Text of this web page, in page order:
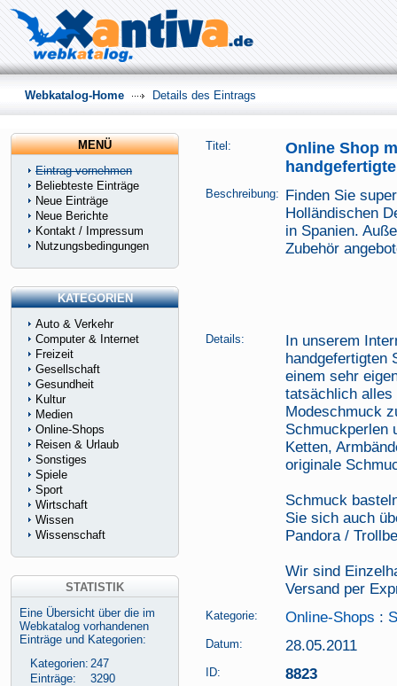
Titel:
Online Shop
Beschreibung: Finden Sie
Holländischen
in Spanien.
Zubehör
Details:
In unserem
handgefertigten
einem sehr
tatsächlich alles
Modeschmuck
Schmuckperlen
Ketten,
originale
Schmuck
Sie sich auch
Pandora /
Wir sind
Versand per
Kategorie: Online-Shops :
Datum: 28.05.2011
ID: 8823
Webkatalog-Home Details des Eintrags
MENÜ
Eintrag vornehmen
Beliebteste Einträge
Neue Einträge
Neue Berichte
Kontakt / Impressum
Nutzungsbedingungen
KATEGORIEN
Auto & Verkehr
Computer & Internet
Freizeit
Gesellschaft
Gesundheit
Kultur
Medien
Online-Shops
Reisen & Urlaub
Sonstiges
Spiele
Sport
Wirtschaft
Wissen
Wissenschaft
STATISTIK
Eine Übersicht über die im
Webkatalog vorhandenen
Einträge und Kategorien:
Kategorien: 247
Einträge:
3290